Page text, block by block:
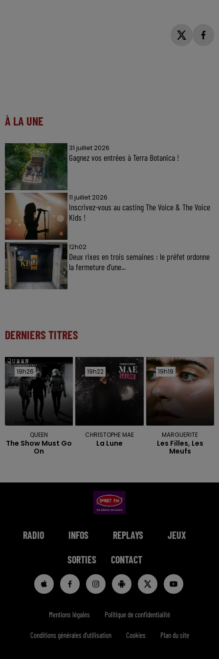
À LA UNE
31 juillet 2026
Gagnez vos entrées à Terra Botanica !
11 juillet 2026
Inscrivez-vous au casting The Voice & The Voice
Kids !
12h02
Deux rixes en trois semaines : le préfet ordonne
la fermeture d'une...
DERNIERS TITRES
19h26
19h26
QUEEN
The Show Must Go
On
19h22
19h22
CHRISTOPHE MAE
La Lune
19h19
19h19
MARGUERITE
Les Filles, Les
Meufs
RADIO INFOS REPLAYS JEUX
SORTIES CONTACT
Mentions légales Politique de confidentialité
Conditions générales d'utilisation Cookies Plan du site